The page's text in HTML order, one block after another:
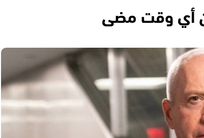
أي وقت مضى